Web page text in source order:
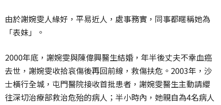
由於謝婉雯人緣好，平易近人，處事務實，同事都暱稱她為
「表妹」。
2000年底，謝婉雯與陳偉興醫生結婚，年半後丈夫不幸血癌
去世，謝婉雯收拾哀傷後再回前線，救傷扶危。2003年，沙
士橫行全城，屯門醫院接收首批患者，謝婉雯醫生主動請纓
往深切治療部救治危殆的病人；半小時內，她親自為4名病人